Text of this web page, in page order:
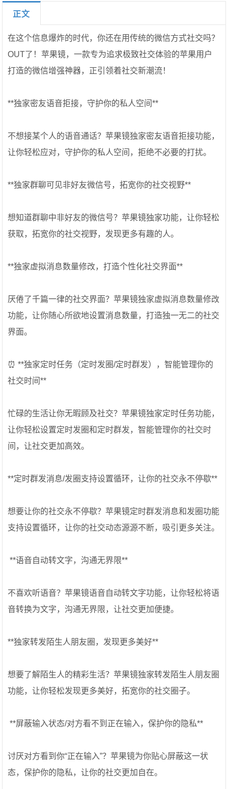
正文
在这个信息爆炸的时代，你还在用传统的微信方式社交吗？
OUT了！苹果镜，一款专为追求极致社交体验的苹果用户
打造的微信增强神器，正引领着社交新潮流！
**独家密友语音拒接，守护你的私人空间**
不想接某个人的语音通话？苹果镜独家密友语音拒接功能，
让你轻松应对，守护你的私人空间，拒绝不必要的打扰。
**独家群聊可见非好友微信号，拓宽你的社交视野**
想知道群聊中非好友的微信号？苹果镜独家功能，让你轻松
获取，拓宽你的社交视野，发现更多有趣的人。
**独家虚拟消息数量修改，打造个性化社交界面**
厌倦了千篇一律的社交界面？苹果镜独家虚拟消息数量修改
功能，让你随心所欲地设置消息数量，打造独一无二的社交
界面。
⏰ **独家定时任务（定时发圈/定时群发），智能管理你的
社交时间**
忙碌的生活让你无暇顾及社交？苹果镜独家定时任务功能，
让你轻松设置定时发圈和定时群发，智能管理你的社交时
间，让社交更加高效。
**定时群发消息/发圈支持设置循环，让你的社交永不停歇**
想要让你的社交永不停歇？苹果镜定时群发消息和发圈功能
支持设置循环，让你的社交动态源源不断，吸引更多关注。
️ **语音自动转文字，沟通无界限**
不喜欢听语音？苹果镜语音自动转文字功能，让你轻松将语
音转换为文字，沟通无界限，让社交更加便捷。
**独家转发陌生人朋友圈，发现更多美好**
想要了解陌生人的精彩生活？苹果镜独家转发陌生人朋友圈
功能，让你轻松发现更多美好，拓宽你的社交圈子。
️ **屏蔽输入状态/对方看不到正在输入，保护你的隐私**
讨厌对方看到你“正在输入”？苹果镜为你贴心屏蔽这一状
态，保护你的隐私，让你的社交更加自在。